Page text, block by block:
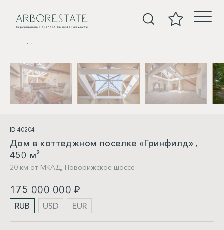
ID 40204
Дом в коттеджном поселке «Гринфилд» ,
450 м²
20 км от МКАД, Новорижское шоссе
175 000 000 ₽
RUB USD EUR